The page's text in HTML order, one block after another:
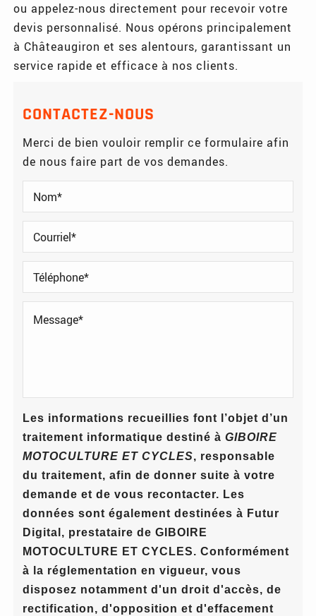
ou appelez-nous directement pour recevoir votre
devis personnalisé. Nous opérons principalement
à Châteaugiron et ses alentours, garantissant un
service rapide et efficace à nos clients.
CONTACTEZ-NOUS
Merci de bien vouloir remplir ce formulaire afin
de nous faire part de vos demandes.
Les informations recueillies font l’objet d’un
traitement informatique destiné à GIBOIRE
MOTOCULTURE ET CYCLES, responsable
du traitement, afin de donner suite à votre
demande et de vous recontacter. Les
données sont également destinées à Futur
Digital, prestataire de GIBOIRE
MOTOCULTURE ET CYCLES. Conformément
à la réglementation en vigueur, vous
disposez notamment d'un droit d'accès, de
rectification, d'opposition et d'effacement